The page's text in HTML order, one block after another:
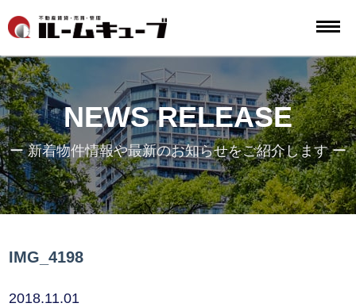
NEWS RELEASE
ー 新着物件情報や最新のお知らせをご紹介します ー
IMG_4198
2018.11.01